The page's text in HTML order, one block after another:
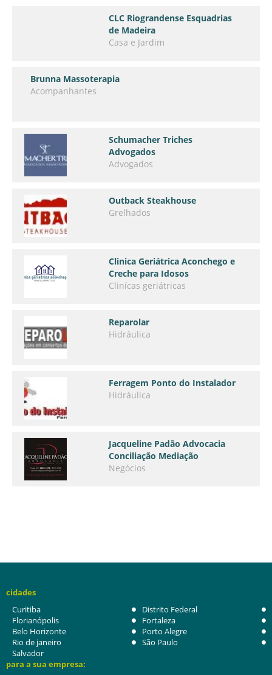
CLC Riograndense Esquadrias
de Madeira
Casa e Jardim
Brunna Massoterapia
Acompanhantes
Schumacher Triches
Advogados
Advogados
Outback Steakhouse
Grelhados
Clinica Geriátrica Aconchego e
Creche para Idosos
Clinícas geriátricas
Reparolar
Hidráulica
Ferragem Ponto do Instalador
Hidráulica
Jacqueline Padão Advocacia
Conciliação Mediação
Negócios
cidades
Curitiba
Distrito Federal
Florianópolis
Fortaleza
Belo Horizonte
Porto Alegre
Rio de janeiro
São Paulo
Salvador
para a sua empresa: